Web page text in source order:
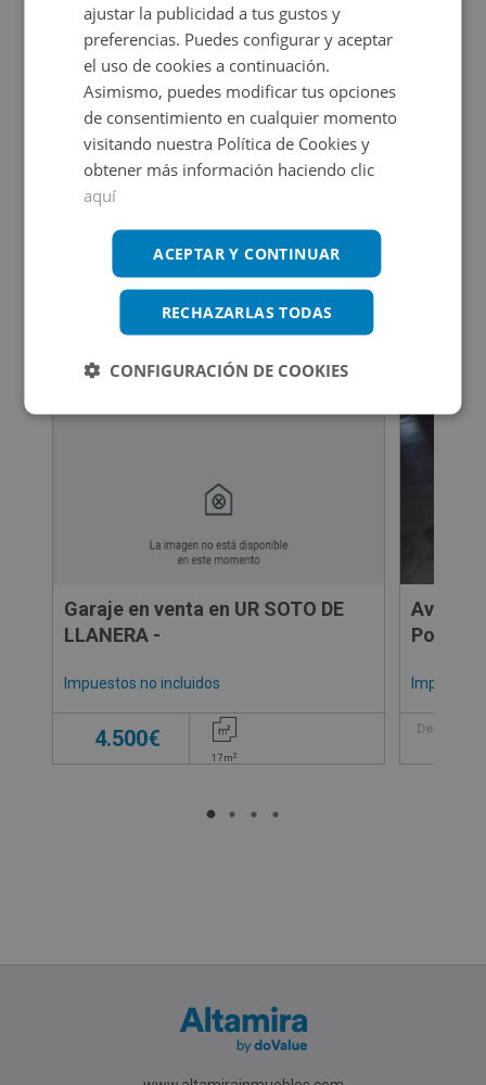
Promociones asociadas
Aparca la busqueda
Inmuebles que te pueden interesar
Garaje en venta en UR SOTO DE
LLANERA -
Impuestos no incluidos
4.500€
17 m2
Avenida
Desde
ajustar la publicidad a tus gustos y
preferencias. Puedes configurar y aceptar
el uso de cookies a continuación.
Asimismo, puedes modificar tus opciones
de consentimiento en cualquier momento
visitando nuestra Política de Cookies y
obtener más información haciendo clic
aquí
ACEPTAR Y CONTINUAR
RECHAZARLAS TODAS
CONFIGURACIÓN DE COOKIES